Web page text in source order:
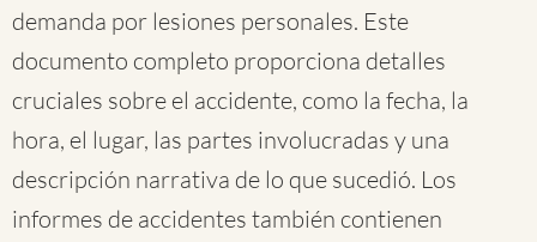
demanda por lesiones personales. Este
documento completo proporciona detalles
cruciales sobre el accidente, como la fecha, la
hora, el lugar, las partes involucradas y una
descripción narrativa de lo que sucedió. Los
informes de accidentes también contienen